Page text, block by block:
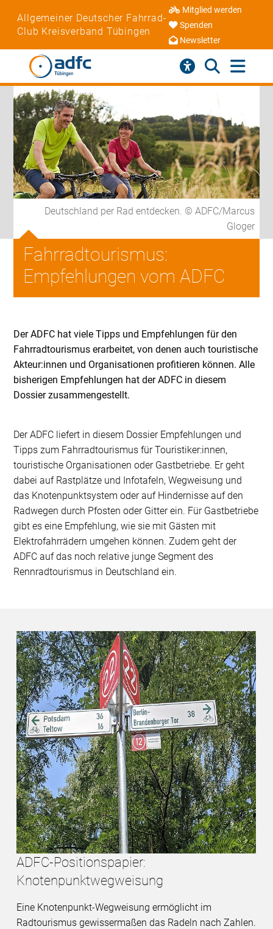
Allgemeiner Deutscher Fahrrad-
Club Kreisverband Tübingen
Mitglied werden
Spenden
Newsletter
Deutschland per Rad entdecken. © ADFC/Marcus
Gloger
Fahrradtourismus:
Empfehlungen vom ADFC
Der ADFC hat viele Tipps und Empfehlungen für den
Fahrradtourismus erarbeitet, von denen auch touristische
Akteur:innen und Organisationen profitieren können. Alle
bisherigen Empfehlungen hat der ADFC in diesem
Dossier zusammengestellt.
Der ADFC liefert in diesem Dossier Empfehlungen und
Tipps zum Fahrradtourismus für Touristiker:innen,
touristische Organisationen oder Gastbetriebe. Er geht
dabei auf Rastplätze und Infotafeln, Wegweisung und
das Knotenpunktsystem oder auf Hindernisse auf den
Radwegen durch Pfosten oder Gitter ein. Für Gastbetriebe
gibt es eine Empfehlung, wie sie mit Gästen mit
Elektrofahrrädern umgehen können. Zudem geht der
ADFC auf das noch relative junge Segment des
Rennradtourismus in Deutschland ein.
ADFC-Positionspapier:
Knotenpunktwegweisung
Eine Knotenpunkt-Wegweisung ermöglicht im
Radtourismus gewissermaßen das Radeln nach Zahlen.